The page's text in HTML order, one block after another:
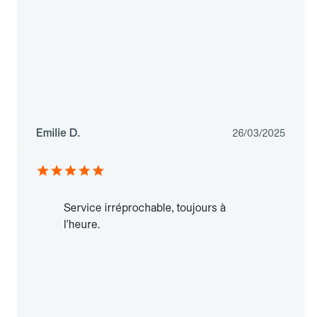
Emilie D. 26/03/2025
Service irréprochable, toujours à
l'heure.